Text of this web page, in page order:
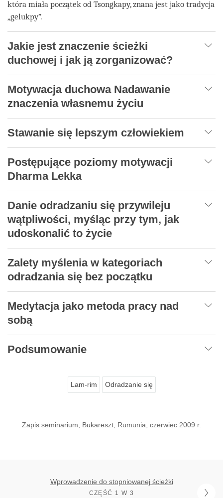
która miała początek od Tsongkapy, znana jest jako tradycja
„gelukpy”.
Jakie jest znaczenie ścieżki
duchowej i jak ją zorganizować?
Motywacja duchowa Nadawanie
znaczenia własnemu życiu
Stawanie się lepszym człowiekiem
Postępujące poziomy motywacji
Dharma Lekka
Danie odradzaniu się przywileju
wątpliwości, myśląc przy tym, jak
udoskonalić to życie
Zalety myślenia w kategoriach
odradzania się bez początku
Medytacja jako metoda pracy nad
sobą
Podsumowanie
Lam-rim Odradzanie się
Zapis seminarium, Bukareszt, Rumunia, czerwiec 2009 r.
Wprowadzenie do stopniowanej ścieżki
CZĘŚĆ 1 W 3